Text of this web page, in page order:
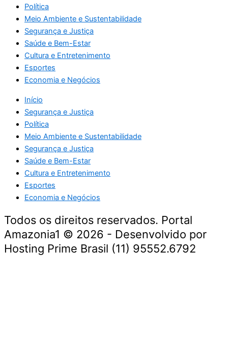
Política
Meio Ambiente e Sustentabilidade
Segurança e Justiça
Saúde e Bem-Estar
Cultura e Entretenimento
Esportes
Economia e Negócios
Início
Segurança e Justiça
Política
Meio Ambiente e Sustentabilidade
Segurança e Justiça
Saúde e Bem-Estar
Cultura e Entretenimento
Esportes
Economia e Negócios
Todos os direitos reservados. Portal
Amazonia1 © 2026 - Desenvolvido por
Hosting Prime Brasil (11) 95552.6792